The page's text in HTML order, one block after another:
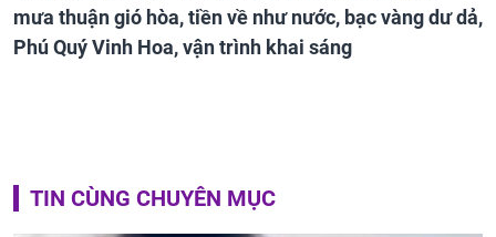
mưa thuận gió hòa, tiền về như nước, bạc vàng dư dả,
Phú Quý Vinh Hoa, vận trình khai sáng
TIN CÙNG CHUYÊN MỤC